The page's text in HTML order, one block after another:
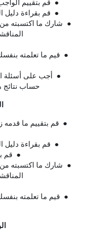
● قم بتقييم الواجب الكتابي
● قم بقراءة دليل
● شارك ما اكتسبته من
● قيم ما تعلمته بنفسك
● أجب على أسئلة
حساب نتائج
● قم بتقييم ما قدمه
● قم بقراءة دليل
● قم
● شارك ما اكتسبته من
● قيم ما تعلمته بنفسك
الوحدة